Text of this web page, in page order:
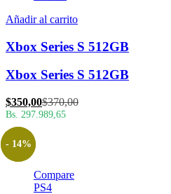
Añadir al carrito
Xbox Series S 512GB
Xbox Series S 512GB
$350,00El
precio
$370,00El
Bs. 297.989,65
Compare
PS4
- 14%